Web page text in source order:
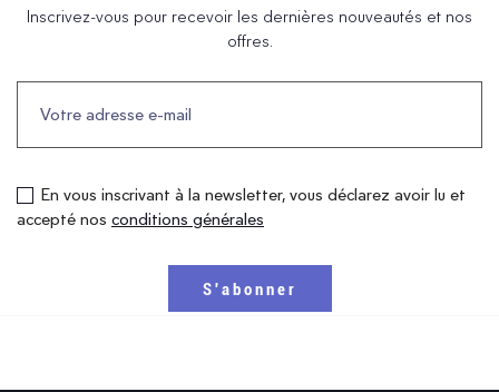
Inscrivez-vous pour recevoir les dernières nouveautés et nos
offres.
En vous inscrivant à la newsletter, vous déclarez avoir lu et
accepté nos conditions générales